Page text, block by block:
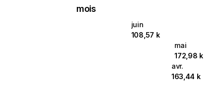
mois
juin
108,57 k
mai
172,98 k
avr.
163,44 k